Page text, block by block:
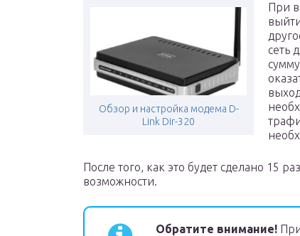
Обзор и настройка модема D-
Link Dir-320
При
сеть
После того, как это будет сделано 15
возможности.
Обратите внимание!